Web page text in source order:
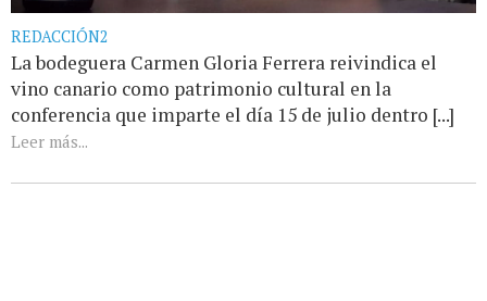
REDACCIÓN2
La bodeguera Carmen Gloria Ferrera reivindica el
vino canario como patrimonio cultural en la
conferencia que imparte el día 15 de julio dentro [...]
Leer más...